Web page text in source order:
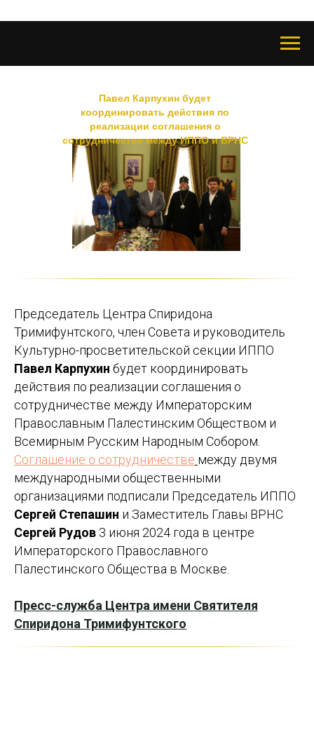
Павел Карпухин будет
координировать действия по
реализации соглашения о
сотрудничестве между ИППО и ВРНС
Председатель Центра Спиридона
Тримифунтского, член Совета и руководитель
Культурно-просветительской секции ИППО
Павел Карпухин будет координировать
действия по реализации соглашения о
сотрудничестве между Императорским
Православным Палестинским Обществом и
Всемирным Русским Народным Собором.
Соглашение о сотрудничестве между двумя
международными общественными
организациями подписали Председатель ИППО
Сергей Степашин и Заместитель Главы ВРНС
Сергей Рудов 3 июня 2024 года в центре
Императорского Православного
Палестинского Общества в Москве.
Пресс-служба Центра имени Святителя
Спиридона Тримифунтского